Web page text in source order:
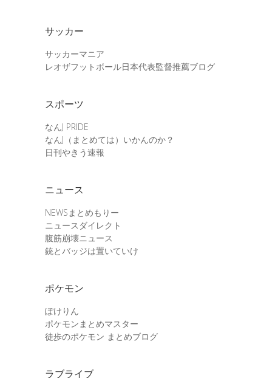
サッカー
サッカーマニア
レオザフットボール日本代表監督推薦ブログ
スポーツ
なんJ PRIDE
なんJ（まとめては）いかんのか？
日刊やきう速報
ニュース
NEWSまとめもりー
ニュースダイレクト
腹筋崩壊ニュース
銃とバッジは置いていけ
ポケモン
ぽけりん
ポケモンまとめマスター
徒歩のポケモン まとめブログ
ラブライブ